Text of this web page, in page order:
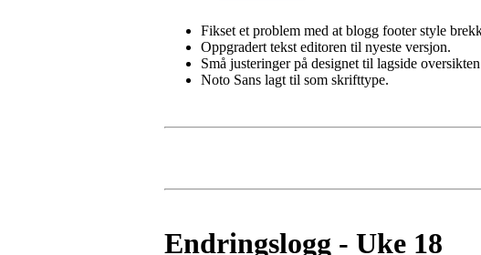
Fikset et problem med at blogg footer style
Oppgradert tekst editoren til nyeste versjon.
Små justeringer på designet til lagside
Noto Sans lagt til som skrifttype.
Endringslogg - Uke 18